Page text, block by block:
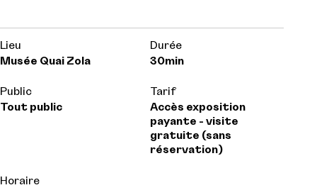
Lieu
Musée Quai Zola
Durée
30min
Public
Tout public
Tarif
Accès exposition
payante - visite
gratuite (sans
réservation)
Horaire